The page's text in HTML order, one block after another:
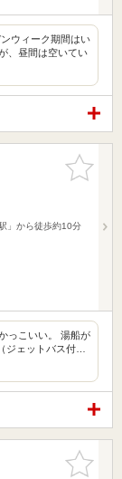
ウィーク期間はい
、昼間は空いてい
お気に入
りに追加
」から徒歩約10分
っこいい。 湯船が
ジェットバス付…
お気に入
りに追加